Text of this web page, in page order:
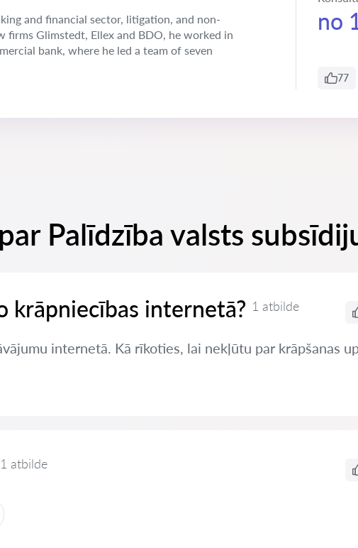
and financial sector, litigation, and non-
firms Glimstedt, Ellex and BDO, he worked in
bank, where he led a team of seven
no
77
Palīdzība valsts
krāpniecības internetā? 1 atbilde
internetā. Kā rīkoties, lai nekļūtu par krāpšanas
1 atbilde